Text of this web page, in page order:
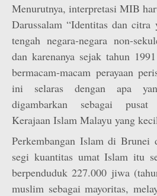
Menurutnya, interpretasi MIB
Darussalam “Identitas dan citra
tengah negara-negara non-
dan karenanya sejak tahun
bermacam-macam perayaan
ini selaras dengan apa
digambarkan sebagai pusat
Kerajaan Islam Malayu yang
Perkembangan Islam di
segi kuantitas umat Islam itu
berpenduduk 227.000 jiwa
muslim sebagai mayoritas,